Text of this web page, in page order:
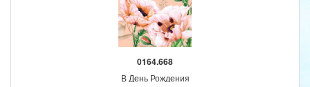
0164.668
В День Рождения